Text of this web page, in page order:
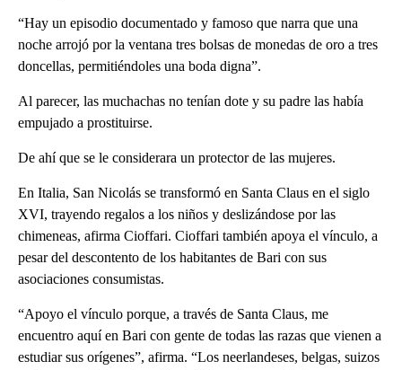
“Hay un episodio documentado y famoso que narra que una
noche arrojó por la ventana tres bolsas de monedas de oro a tres
doncellas, permitiéndoles una boda digna”.
Al parecer, las muchachas no tenían dote y su padre las había
empujado a prostituirse.
De ahí que se le considerara un protector de las mujeres.
En Italia, San Nicolás se transformó en Santa Claus en el siglo
XVI, trayendo regalos a los niños y deslizándose por las
chimeneas, afirma Cioffari. Cioffari también apoya el vínculo, a
pesar del descontento de los habitantes de Bari con sus
asociaciones consumistas.
“Apoyo el vínculo porque, a través de Santa Claus, me
encuentro aquí en Bari con gente de todas las razas que vienen a
estudiar sus orígenes”, afirma. “Los neerlandeses, belgas, suizos